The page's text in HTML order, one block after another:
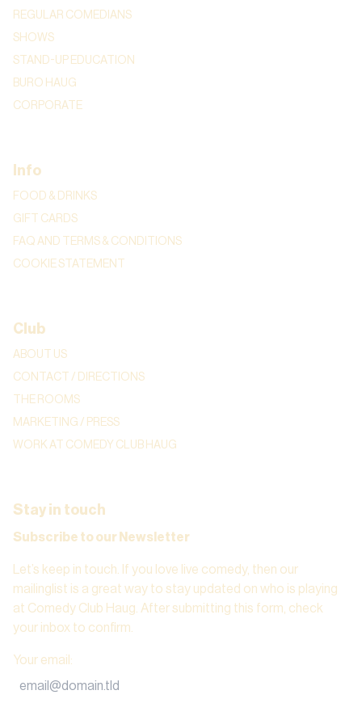
REGULAR COMEDIANS
SHOWS
STAND-UP EDUCATION
BURO HAUG
CORPORATE
Info
FOOD & DRINKS
GIFT CARDS
FAQ AND TERMS & CONDITIONS
COOKIE STATEMENT
Club
ABOUT US
CONTACT / DIRECTIONS
THE ROOMS
MARKETING / PRESS
WORK AT COMEDY CLUB HAUG
Stay in touch
Subscribe to our Newsletter
Let’s keep in touch. If you love live comedy, then our
mailinglist is a great way to stay updated on who is playing
at Comedy Club Haug. After submitting this form, check
your inbox to confirm.
Your email :